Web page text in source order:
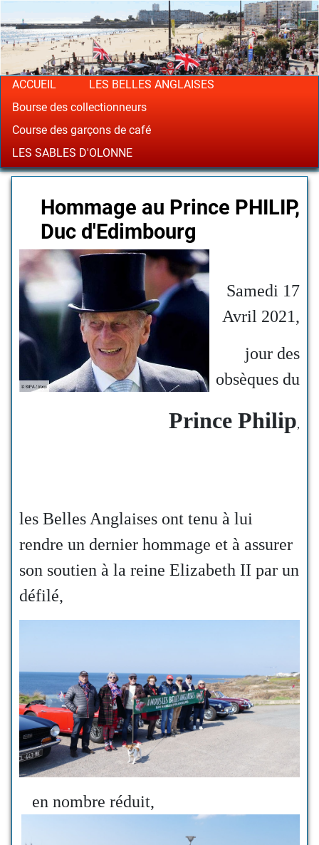
ACCUEIL
LES BELLES ANGLAISES
Bourse des collectionneurs
Course des garçons de café
LES SABLES D'OLONNE
Hommage au Prince PHILIP,
Duc d'Edimbourg
Samedi 17
Avril 2021,
jour des
obsèques du
Prince Philip,
les Belles Anglaises ont tenu à lui
rendre un dernier hommage et à assurer
son soutien à la reine Elizabeth II par un
défilé,
en nombre réduit,